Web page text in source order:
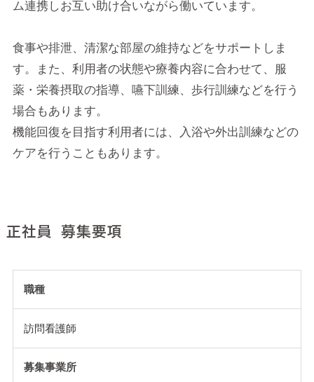
ム連携しお互い助け合いながら働いています。
食事や排泄、清潔な部屋の維持などをサポートしま
す。また、利用者の状態や療養内容に合わせて、服
薬・栄養摂取の指導、嚥下訓練、歩行訓練などを行う
場合もあります。
機能回復を目指す利用者には、入浴や外出訓練などの
ケアを行うこともあります。
正社員 募集要項
職種
訪問看護師
募集事業所